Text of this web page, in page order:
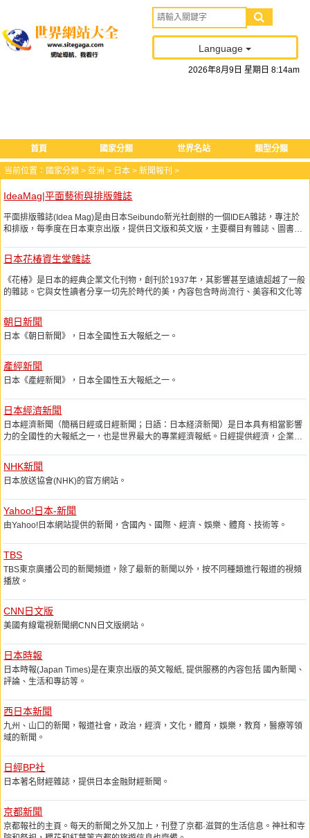
Language
2026年8月 9 日 星期日 8:14am
首頁 國家分類 世界名站 類型分類
当前位置： 國家分類 > 亞洲 > 日本 > 新聞報刊 >
IdeaMag|平面藝術與排版雜誌
平面排版雜誌(Idea Mag)是由日本Seibundo新光社創辦的一個IDEA雜誌，專注於
和排版，每季度在日本東京出版，提供日文版和英文版，主要欄目有雜誌、圖書、
日本花椿資生堂雜誌
《花椿》是日本的經典企業文化刊物，創刊於1937年，其影響甚至遠遠超越了一般
的雜誌。它與女性讀者分享一切先於時代的美，內容包含時尚流行、美容和文化等
論流行敏銳度還是，都扮演着先驅者的角色。
《花椿》獨有的東西方融合之美學魅力，源自資生堂的二代社長福原信三。他曾夢
堂的品牌形象和設計風格。他成立了創意部，其成員是日本設計師或畫壇上名垂後
世的創作者們。
在水面上的構想。到了1919 年，他設立了資生堂畫廊，支持肩負未來的新進藝術
家們。據說這是現存日本最古老的畫廊，就是現在銀座的那一間。
雖然資生堂的《花椿》有每月10 萬本的發行量但是從明年開始，這本有着近80 歲
高齡卻依然典雅美麗的經典企業文化刊物，宣佈停止紙本月刊的發行，轉型爲一本
純電子雜誌。
朝日新聞
日本《朝日新聞》，日本全國性五大報紙之一。
產經新聞
日本《產經新聞》，日本全國性五大報紙之一。
日本經濟新聞
日本經濟新聞（簡稱日經或日經新聞；日語：日本経済新聞）是日本具有相當影響
力的全國性的大報紙之一，也是世界最大的專業經濟報紙。日經提供經濟，企業，
育等的新聞資訊。
NHK新聞
日本放送協會(NHK)的官方網站。
Yahoo!日本-新聞
由Yahoo!日本網站提供的新聞，含國內、國際、經濟、娛樂、體育、技術等。
TBS
TBS東京廣播公司的新聞頻道，除了最新的新聞以外，按不同種類進行報道的視頻
播放。
CNN日文版
美國有線電視新聞網CNN日文版網站。
日本時報
日本時報(Japan Times)是在東京出版的英文報紙, 提供服務的內容包括 國內新聞、
評論、生活和專訪等。
西日本新聞
九州、山口的新聞，報道社會，政治，經濟，文化，體育，娛樂，教育，醫療等領
域的新聞。
日經BP社
日本著名財經雜誌，提供日本金融財經新聞。
京都新聞
京都報社的主頁。每天的新聞之外又加上，刊登了京都·滋賀的生活信息。神社和寺